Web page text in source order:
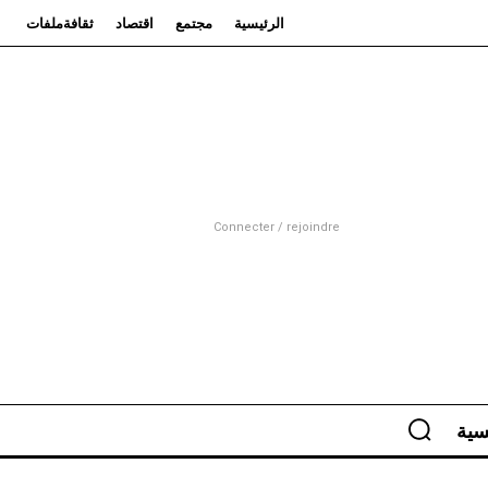
الرئيسية مجتمع اقتصاد ثقافةملفات
Connecter / rejoindre